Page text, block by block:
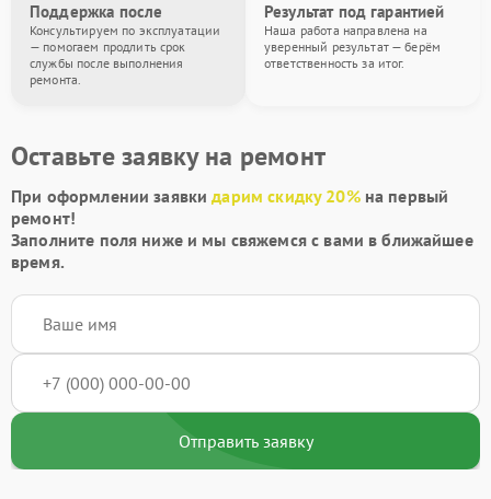
Поддержка после
Консультируем по эксплуатации
— помогаем продлить срок
службы после выполнения
ремонта.
Результат под гарантией
Наша работа направлена на
уверенный результат — берём
ответственность за итог.
Оставьте заявку на ремонт
При оформлении заявкидарим скидку 20%на первый
ремонт!
Заполните поля ниже и мы свяжемся с вами в ближайшее
время.
Отправить заявку